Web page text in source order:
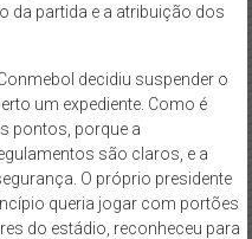
da partida e a atribuição dos
decidiu suspender o
um expediente. Como é
pontos, porque a
são claros, e a
O próprio presidente
queria jogar com portões
do estádio, reconheceu para